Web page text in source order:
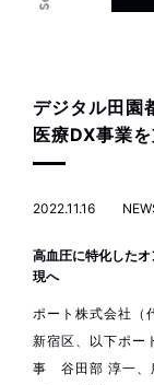
デジタル田園
医療DX事業
2022.11.16
高血圧に特化した
現へ
ポート株式会社（
新宿区、以下ポー
事 谷田部 淳一、